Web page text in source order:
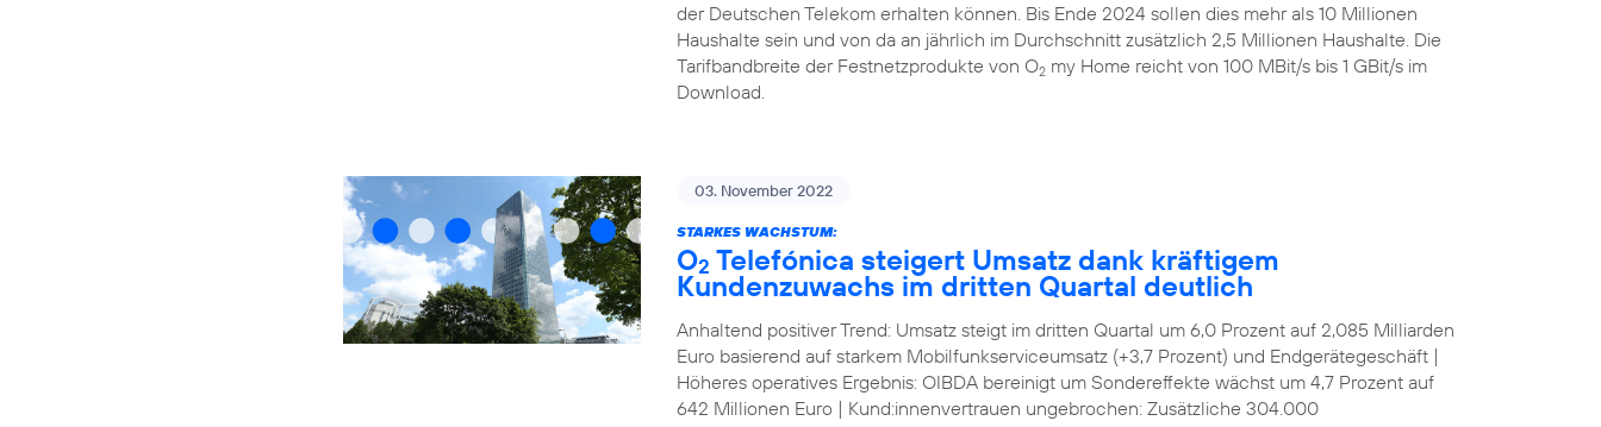
der Deutschen Telekom erhalten können. Bis Ende 2024 sollen dies mehr als 10 Millionen
Haushalte sein und von da an jährlich im Durchschnitt zusätzlich 2,5 Millionen Haushalte. Die
Tarifbandbreite der Festnetzprodukte von O2 my Home reicht von 100 MBit/s bis 1 GBit/s im
Download.
03. November 2022
STARKES WACHSTUM:
O2 Telefónica steigert Umsatz dank kräftigem
Kundenzuwachs im dritten Quartal deutlich
Anhaltend positiver Trend: Umsatz steigt im dritten Quartal um 6,0 Prozent auf 2,085 Milliarden
Euro basierend auf starkem Mobilfunkserviceumsatz (+3,7 Prozent) und Endgerätegeschäft |
Höheres operatives Ergebnis: OIBDA bereinigt um Sondereffekte wächst um 4,7 Prozent auf
642 Millionen Euro | Kund:innenvertrauen ungebrochen: Zusätzliche 304.000